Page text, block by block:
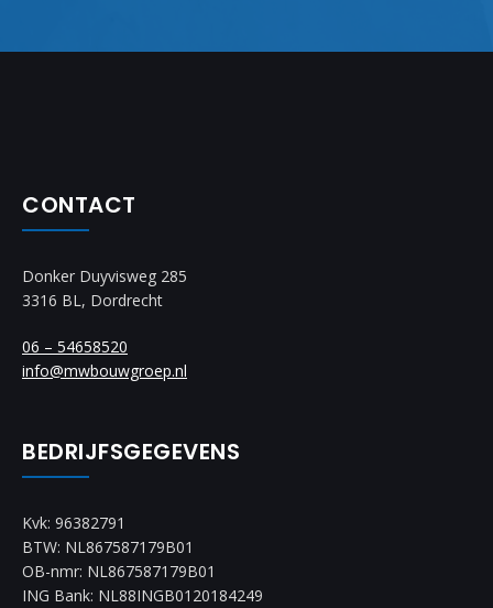
CONTACT
Donker Duyvisweg 285
3316 BL, Dordrecht
06 – 54658520
info@mwbouwgroep.nl
BEDRIJFSGEGEVENS
Kvk: 96382791
BTW: NL867587179B01
OB-nmr: NL867587179B01
ING Bank: NL88INGB0120184249